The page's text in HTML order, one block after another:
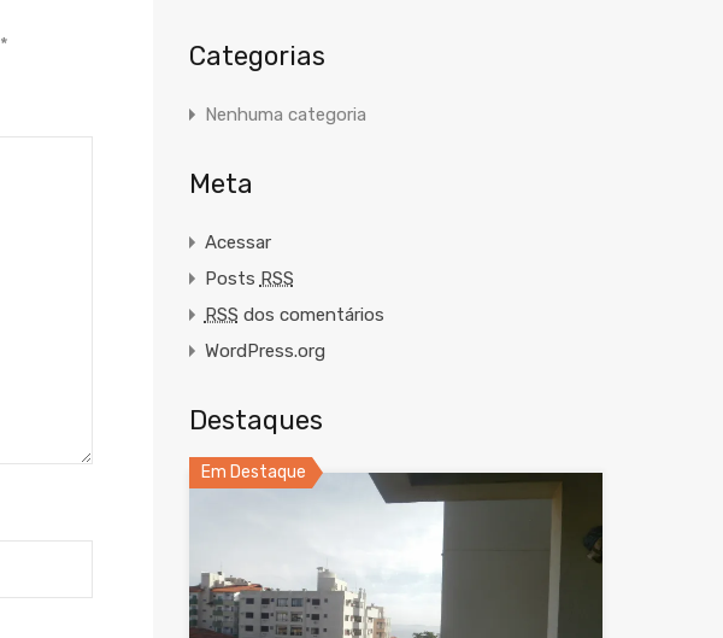
* Categorias
Nenhuma categoria
Meta
Acessar
Posts RSS
RSS dos comentários
WordPress.org
Destaques
Em Destaque